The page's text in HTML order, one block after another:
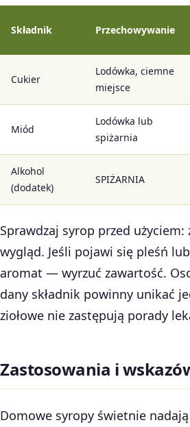
Składnik Przechowywanie
Cukier
Lodówka, ciemne
miejsce
Miód
Lodówka lub
spiżarnia
Alkohol
(dodatek)
SPIŻARNIA
Sprawdzaj syrop przed użyciem:
wygląd. Jeśli pojawi się pleśń
aromat — wyrzuć zawartość.
dany składnik powinny unikać
ziołowe nie zastępują porady
Zastosowania i
Domowe syropy świetnie